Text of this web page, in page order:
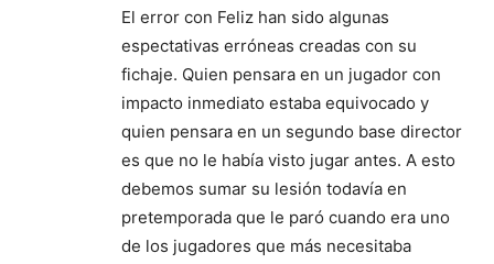
El error con Feliz han sido algunas
espectativas erróneas creadas con su
fichaje. Quien pensara en un jugador con
impacto inmediato estaba equivocado y
quien pensara en un segundo base director
es que no le había visto jugar antes. A esto
debemos sumar su lesión todavía en
pretemporada que le paró cuando era uno
de los jugadores que más necesitaba